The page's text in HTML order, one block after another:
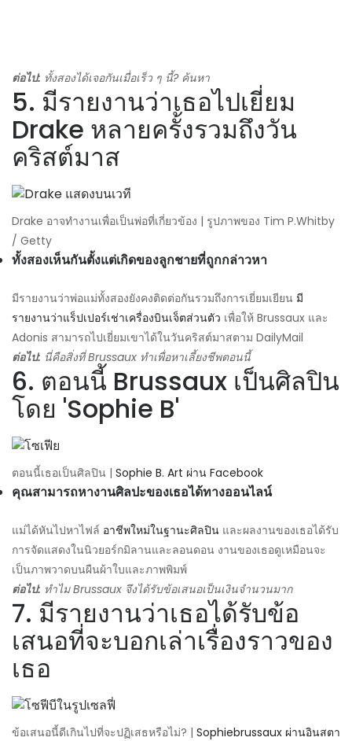
ต่อไป: ทั้งสองได้เจอกันเมื่อเร็ว ๆ นี้? ค้นหา
5. มีรายงานว่าเธอไปเยี่ยม
Drake หลายครั้งรวมถึงวัน
คริสต์มาส
Drake อาจทำงานเพื่อเป็นพ่อที่เกี่ยวข้อง | รูปภาพของ Tim P.Whitby
/ Getty
ทั้งสองเห็นกันตั้งแต่เกิดของลูกชายที่ถูกกล่าวหา
มีรายงานว่าพ่อแม่ทั้งสองยังคงติดต่อกันรวมถึงการเยี่ยมเยียน มี
รายงานว่าแร็ปเปอร์เช่าเครื่องบินเจ็ตส่วนตัว เพื่อให้ Brussaux และ
Adonis สามารถไปเยี่ยมเขาได้ในวันคริสต์มาสตาม DailyMail
ต่อไป: นี่คือสิ่งที่ Brussaux ทำเพื่อหาเลี้ยงชีพตอนนี้
6. ตอนนี้ Brussaux เป็นศิลปิน
โดย 'Sophie B'
ตอนนี้เธอเป็นศิลปิน | Sophie B. Art ผ่าน Facebook
คุณสามารถหางานศิลปะของเธอได้ทางออนไลน์
แม่ได้หันไปหาไฟล์ อาชีพใหม่ในฐานะศิลปิน และผลงานของเธอได้รับ
การจัดแสดงในนิวยอร์กมิลานและลอนดอน งานของเธอดูเหมือนจะ
เป็นภาพวาดบนผืนผ้าใบและภาพพิมพ์
ต่อไป: ทำไม Brussaux จึงได้รับข้อเสนอเป็นเงินจำนวนมาก
7. มีรายงานว่าเธอได้รับข้อ
เสนอที่จะบอกเล่าเรื่องราวของ
เธอ
ข้อเสนอนี้ดีเกินไปที่จะปฏิเสธหรือไม่? | Sophiebrussaux ผ่านอินสตา